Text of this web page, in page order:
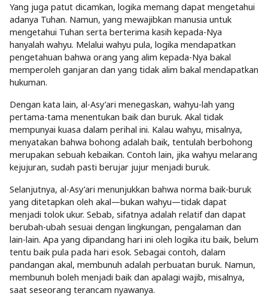
Yang juga patut dicamkan, logika memang dapat mengetahui
adanya Tuhan. Namun, yang mewajibkan manusia untuk
mengetahui Tuhan serta berterima kasih kepada-Nya
hanyalah wahyu. Melalui wahyu pula, logika mendapatkan
pengetahuan bahwa orang yang alim kepada-Nya bakal
memperoleh ganjaran dan yang tidak alim bakal mendapatkan
hukuman.
Dengan kata lain, al-Asy’ari menegaskan, wahyu-lah yang
pertama-tama menentukan baik dan buruk. Akal tidak
mempunyai kuasa dalam perihal ini. Kalau wahyu, misalnya,
menyatakan bahwa bohong adalah baik, tentulah berbohong
merupakan sebuah kebaikan. Contoh lain, jika wahyu melarang
kejujuran, sudah pasti berujar jujur menjadi buruk.
Selanjutnya, al-Asy’ari menunjukkan bahwa norma baik-buruk
yang ditetapkan oleh akal—bukan wahyu—tidak dapat
menjadi tolok ukur. Sebab, sifatnya adalah relatif dan dapat
berubah-ubah sesuai dengan lingkungan, pengalaman dan
lain-lain. Apa yang dipandang hari ini oleh logika itu baik, belum
tentu baik pula pada hari esok. Sebagai contoh, dalam
pandangan akal, membunuh adalah perbuatan buruk. Namun,
membunuh boleh menjadi baik dan apalagi wajib, misalnya,
saat seseorang terancam nyawanya.